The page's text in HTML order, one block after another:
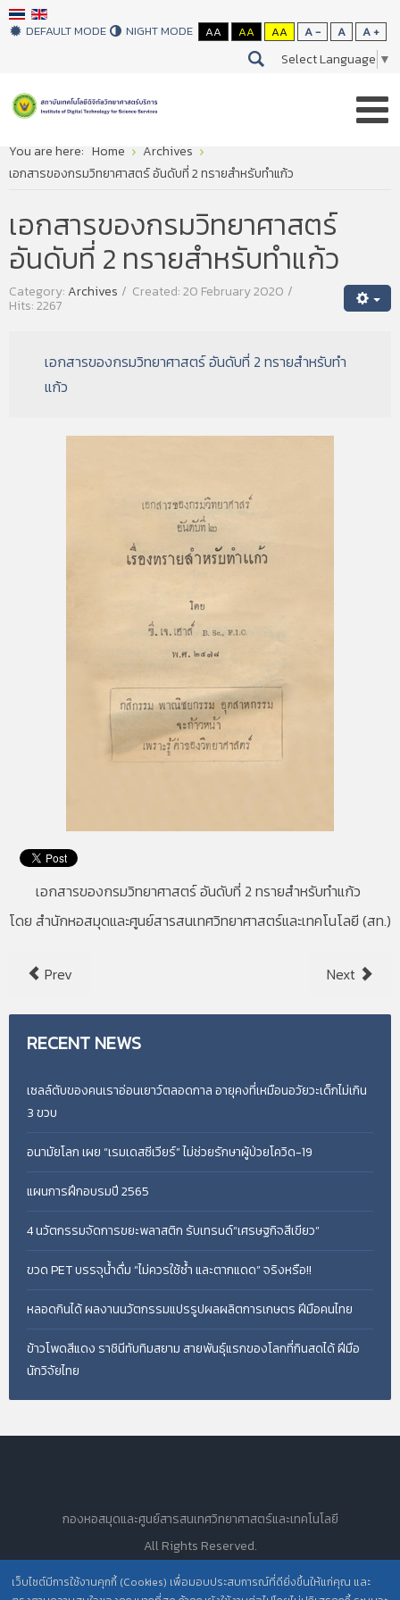
DEFAULT MODE NIGHT MODE AA AA AA A - A A +
Select Language ▼
You are here: Home
Archives
เอกสารของกรมวิทยาศาสตร์ อันดับที่ 2 ทรายสำหรับทำแก้ว
เอกสารของกรมวิทยาศาสตร์
อันดับที่ 2 ทรายสำหรับทำแก้ว
Category: Archives Created: 20 February 2020
Hits: 2267
เอกสารของกรมวิทยาศาสตร์ อันดับที่ 2 ทรายสำหรับทำ
แก้ว
เอกสารของกรมวิทยาศาสตร์ อันดับที่ 2 ทรายสำหรับทำแก้ว
โดย สำนักหอสมุดและศูนย์สารสนเทศวิทยาศาสตร์และเทคโนโลยี (สท.)
Prev Next
RECENT NEWS
เซลล์ตับของคนเราอ่อนเยาว์ตลอดกาล อายุคงที่เหมือนอวัยวะเด็กไม่เกิน
3 ขวบ
อนามัยโลก เผย “เรมเดสซีเวียร์” ไม่ช่วยรักษาผู้ป่วยโควิด-19
แผนการฝึกอบรมปี 2565
4 นวัตกรรมจัดการขยะพลาสติก รับเทรนด์“เศรษฐกิจสีเขียว”
ขวด PET บรรจุน้ำดื่ม “ไม่ควรใช้ซ้ำ และตากแดด” จริงหรือ!!
หลอดกินได้ ผลงานนวัตกรรมแปรรูปผลผลิตการเกษตร ฝีมือคนไทย
ข้าวโพดสีแดง ราชินีทับทิมสยาม สายพันธุ์แรกของโลกที่กินสดได้ ฝีมือ
นักวิจัยไทย
เว็บไซต์มีการใช้งานคุกกี้ (Cookies) เพื่อมอบประสบการณ์ที่ดียิ่งขึ้นให้แก่คุณ และ
กองหอสมุดและศูนย์สารสนเทศวิทยาศาสตร์และเทคโนโลยี
All Rights Reserved.